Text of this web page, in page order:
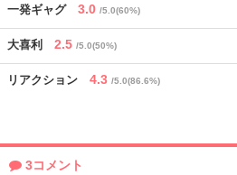
一発ギャグ 3.0 /5.0(60%)
大喜利 2.5 /5.0(50%)
リアクション 4.3 /5.0(86.6%)
3コメント